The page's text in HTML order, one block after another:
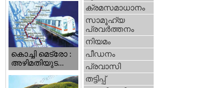
കൊച്ചി മെട്രോ :
അഴിമതിയുട...
ക്രമസമാധാനം
സാമൂഹ്യ
പ്രവര്‍ത്തനം
നിയമം
പീഡനം
പ്രവാസി
തട്ടിപ്പ്‌